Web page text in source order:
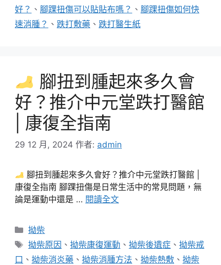
好？ 、 腳踝扭傷可以貼貼布嗎？ 、 腳踝扭傷如何快
速消腫？ 、 跌打敷藥 、 跌打醫生紙
腳扭到腫起來多久會
好？推介中元堂跌打醫館
| 康復全指南
29 12 月, 2024 作者: admin
腳扭到腫起來多久會好？推介中元堂跌打醫館 |
康復全指南 腳踝扭傷是日常生活中的常見問題，無
論是運動中還是 … 閱讀全文
分
類
拗柴
標
籤
拗柴原因 、拗柴康復運動 、拗柴後遺症 、拗柴戒
口 、 拗柴消炎藥 、 拗柴消腫方法 、 拗柴熱敷 、 拗柴